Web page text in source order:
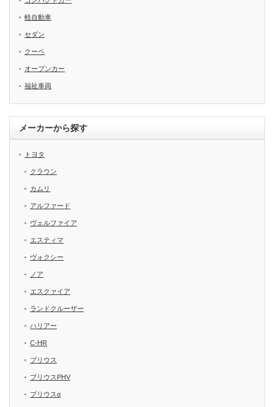
軽自動車
セダン
クーペ
オープンカー
福祉車両
メーカーから探す
トヨタ
クラウン
カムリ
アルファード
ヴェルファイア
エスティマ
ヴォクシー
ノア
エスクァイア
ランドクルーザー
ハリアー
C-HR
プリウス
プリウスPHV
プリウスα